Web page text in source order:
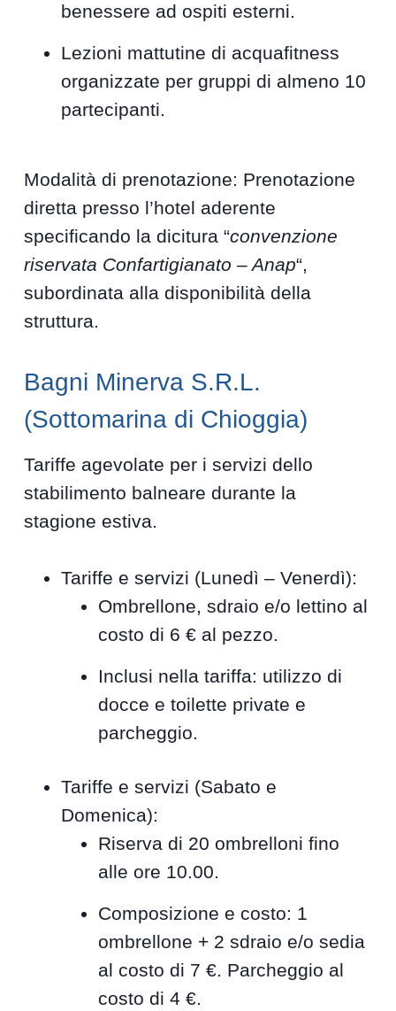
benessere ad ospiti esterni.
Lezioni mattutine di acquafitness
organizzate per gruppi di almeno 10
partecipanti.
Modalità di prenotazione: Prenotazione
diretta presso l’hotel aderente
specificando la dicitura “convenzione
riservata Confartigianato – Anap“,
subordinata alla disponibilità della
struttura.
Bagni Minerva S.R.L.
(Sottomarina di Chioggia)
Tariffe agevolate per i servizi dello
stabilimento balneare durante la
stagione estiva.
Tariffe e servizi (Lunedì – Venerdì):
Ombrellone, sdraio e/o lettino al
costo di 6 € al pezzo.
Inclusi nella tariffa: utilizzo di
docce e toilette private e
parcheggio.
Tariffe e servizi (Sabato e
Domenica):
Riserva di 20 ombrelloni fino
alle ore 10.00.
Composizione e costo: 1
ombrellone + 2 sdraio e/o sedia
al costo di 7 €. Parcheggio al
costo di 4 €.